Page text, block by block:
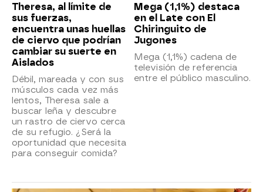
Theresa, al límite de
sus fuerzas,
encuentra unas huellas
de ciervo que podrían
cambiar su suerte en
Aislados
Débil, mareada y con sus
músculos cada vez más
lentos, Theresa sale a
buscar leña y descubre
un rastro de ciervo cerca
de su refugio. ¿Será la
oportunidad que necesita
para conseguir comida?
Mega (1,1%) destaca
en el Late con El
Chiringuito de
Jugones
Mega (1,1%) cadena de
televisión de referencia
entre el público masculino.